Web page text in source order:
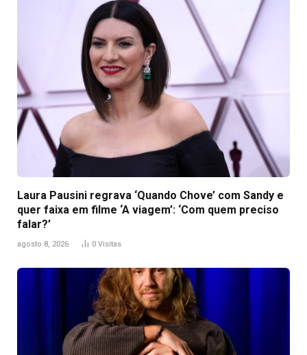
Laura Pausini regrava ‘Quando Chove’ com Sandy e
quer faixa em filme ‘A viagem’: ‘Com quem preciso
falar?’
agosto 8, 2026 0 Visitas